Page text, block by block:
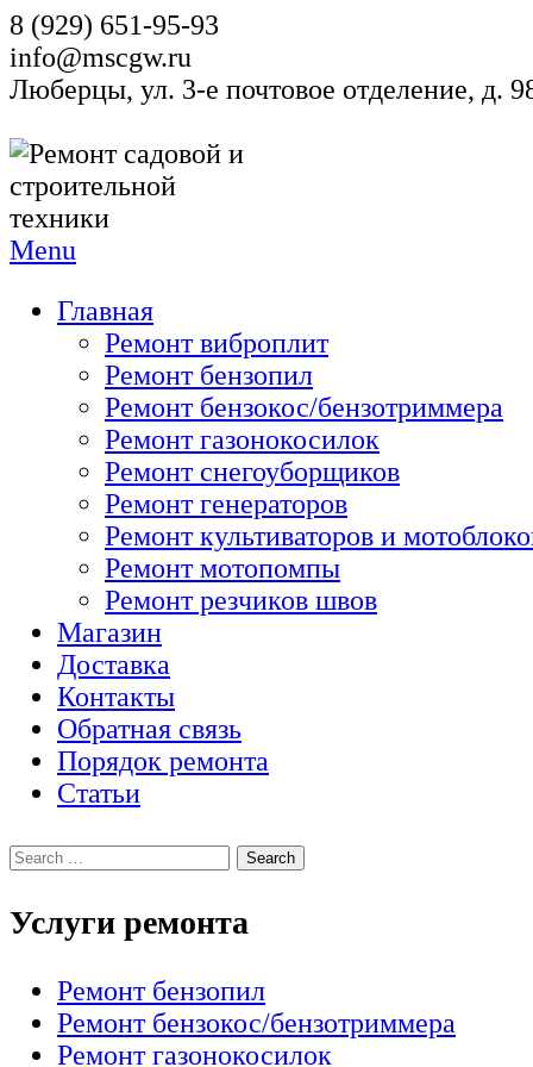
8 (929) 651-95-93
info@mscgw.ru
Люберцы, ул. 3-е почтовое отделение, д.
Menu
Главная
Ремонт виброплит
Ремонт бензопил
Ремонт бензокос/бензотриммера
Ремонт газонокосилок
Ремонт снегоуборщиков
Ремонт генераторов
Ремонт культиваторов и
Ремонт мотопомпы
Ремонт резчиков швов
Магазин
Доставка
Контакты
Обратная связь
Порядок ремонта
Статьи
Услуги ремонта
Ремонт бензопил
Ремонт бензокос/бензотриммера
Ремонт газонокосилок